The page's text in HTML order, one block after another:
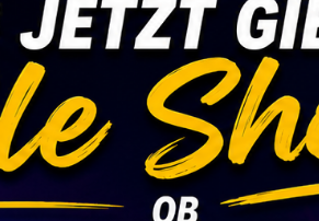
Dortmunder-
Schlagerparty 2026
Dortbunt
Schlagerparty 2026
Lichterfest 2025
Schlagerparty
Dortmunder-
Schlagerparty 2025